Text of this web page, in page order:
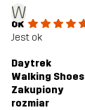
W
ok
Jest ok
Daytrek
Walking Shoes
Zakupiony
rozmiar